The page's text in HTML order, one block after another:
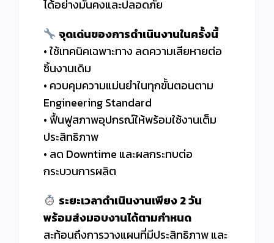
ได้อย่างมั่นคงและปลอดภัย
จุดเด่นของการดำเนินงานในครั้งนี้
• ใช้เทคนิคเฉพาะทาง ลดความเสียหายต่อ
ชิ้นงานเดิม
• ควบคุมความแม่นยำในทุกขั้นตอนตาม
Engineering Standard
• ฟื้นฟูสภาพอุปกรณ์ให้พร้อมใช้งานเต็ม
ประสิทธิภาพ
• ลด Downtime และผลกระทบต่อ
กระบวนการผลิต
ระยะเวลาดำเนินงานเพียง 2 วัน
พร้อมส่งมอบงานได้ตามกำหนด
สะท้อนถึงการวางแผนที่มีประสิทธิภาพ และ